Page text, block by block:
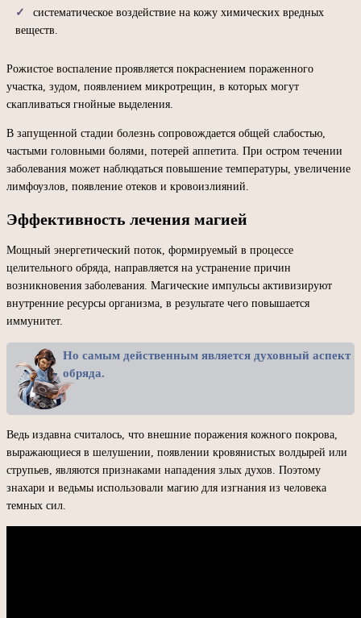
систематическое воздействие на кожу химических вредных
веществ.
Рожистое воспаление проявляется покраснением пораженного
участка, зудом, появлением микротрещин, в которых могут
скапливаться гнойные выделения.
В запущенной стадии болезнь сопровождается общей слабостью,
частыми головными болями, потерей аппетита. При остром течении
заболевания может наблюдаться повышение температуры, увеличение
лимфоузлов, появление отеков и кровоизлияний.
Эффективность лечения магией
Мощный энергетический поток, формируемый в процессе
целительного обряда, направляется на устранение причин
возникновения заболевания. Магические импульсы активизируют
внутренние ресурсы организма, в результате чего повышается
иммунитет.
Но самым действенным является духовный аспект
обряда.
Ведь издавна считалось, что внешние поражения кожного покрова,
выражающиеся в шелушении, появлении кровянистых волдырей или
струпьев, являются признаками нападения злых духов. Поэтому
знахари и ведьмы использовали магию для изгнания из человека
темных сил.